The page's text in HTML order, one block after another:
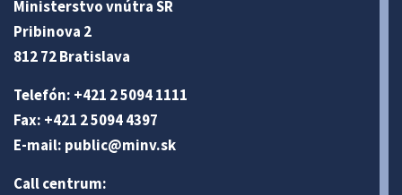
Ministerstvo vnútra SR
Pribinova 2
812 72 Bratislava
Telefón: +421 2 5094 1111
Fax: +421 2 5094 4397
E-mail: public@minv.sk
Call centrum: